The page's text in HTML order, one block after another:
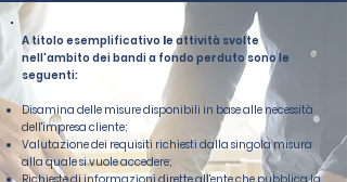
​A titolo esemplificativo le attività svolte
nell'ambito dei bandi a fondo perduto sono le
seguenti:
Disamina delle misure disponibili in base alle necessità
dell'impresa cliente;
Valutazione dei requisiti richiesti dalla singola misura
alla quale si vuole accedere;